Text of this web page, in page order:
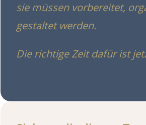
sie müssen vorbereitet,
gestaltet werden.
Die richtige Zeit dafür ist